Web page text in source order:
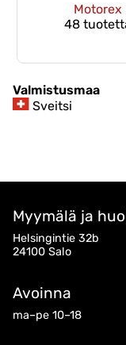
Motorex
48
Valmistusmaa
Sveitsi
Myymälä ja
Helsingintie 32b
24100 Salo
Avoinna
ma–pe 10–18